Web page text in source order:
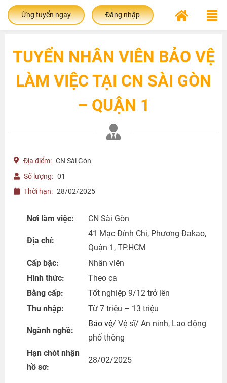
Ứng tuyển ngay Đăng nhập
TUYỂN NHÂN VIÊN BẢO VỆ
LÀM VIỆC TẠI CN SÀI GÒN
– QUẬN 1
Địa điểm: CN Sài Gòn
Số lượng: 01
Thời hạn: 28/02/2025
Nơi làm việc: CN Sài Gòn
Địa chỉ:
41 Mạc Đỉnh Chi, Phương Đakao,
Quận 1, TP.HCM
Cấp bậc:
Nhân viên
Hình thức:
Theo ca
Bằng cấp:
Tốt nghiệp 9/12 trở lên
Thu nhập:
Từ 7 triệu – 13 triệu
Ngành nghề:
Bảo vệ/ Vệ sĩ/ An ninh, Lao động
phổ thông
Hạn chót nhận
hồ sơ:
28/02/2025